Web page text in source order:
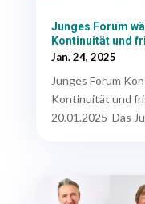
Junges Forum
Kontinuität und
Jan. 24, 2025
Junges Forum
Kontinuität und
20.01.2025 Das